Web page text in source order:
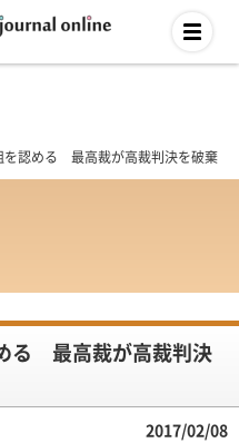
を認める 最高裁が高裁判決を破棄
る 最高裁が高裁判決
2017/02/08